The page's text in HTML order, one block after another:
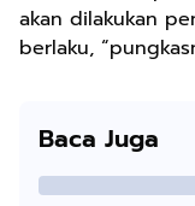
akan dilakukan
berlaku,
Baca Juga